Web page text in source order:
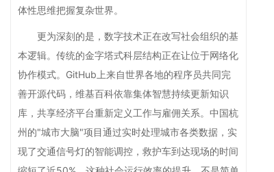
体性思维把握复杂世界。
更为深刻的是，数字技术正在改写社会组织的基
本逻辑。传统的金字塔式科层结构正在让位于网络化
协作模式。GitHub上来自世界各地的程序员共同完
善开源代码，维基百科依靠集体智慧持续更新知识
库，共享经济平台重新定义工作与雇佣关系。中国杭
州的"城市大脑"项目通过实时处理城市各类数据，实
现了交通信号灯的智能调控，救护车到达现场的时间